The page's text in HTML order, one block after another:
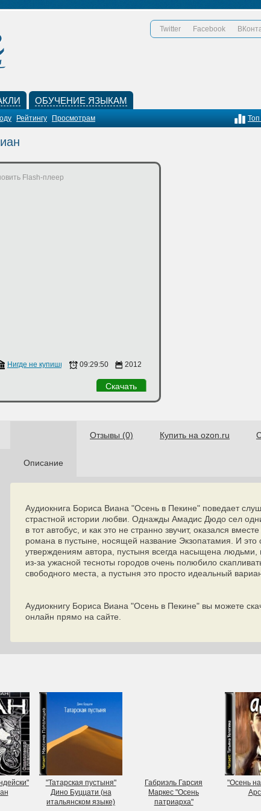
Twitter Facebook
ОБУЧЕНИЕ ЯЗЫКАМ
Рейтингу Просмотрам
Flash-плеер
Нигде не купишь 09:29:50 2012
Скачать
Описание
Отзывы (0) Купить на ozon.ru
Аудиокнига Бориса Виана "Осень в Пекине" поведает
страстной истории любви. Однажды Амадис Дюдо сел
в тот автобус, и как это не странно звучит, оказался
романа в пустыне, носящей название Экзопатамия. И это
утверждениям автора, пустыня всегда насыщена людьми,
из-за ужасной тесноты городов очень полюбило
свободного места, а пустыня это просто идеальный
Аудиокнигу Бориса Виана "Осень в Пекине" вы можете
онлайн прямо на сайте.
"Татарская пустыня"
Дино Буццати (на
итальянском языке)
Габриэль Гарсия
Маркес "Осень
патриарха"
"Осень